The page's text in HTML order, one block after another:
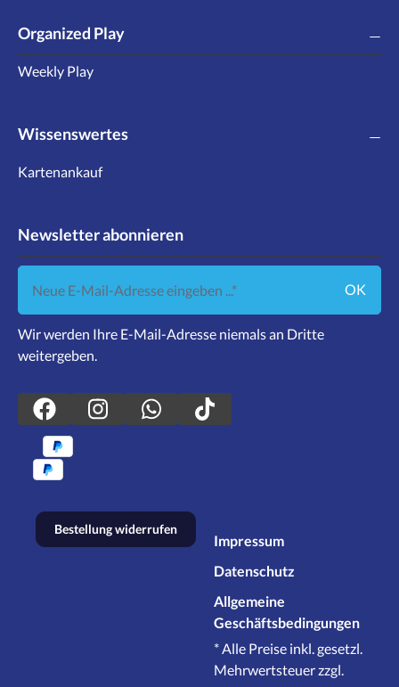
Organized Play
Weekly Play
Wissenswertes
Kartenankauf
Newsletter abonnieren
Neue E-Mail-Adresse eingeben ...
OK
Wir werden Ihre E-Mail-Adresse niemals an Dritte
weitergeben.
Bestellung widerrufen
Impressum
Datenschutz
Allgemeine
Geschäftsbedingungen
* Alle Preise inkl. gesetzl.
Mehrwertsteuer zzgl.